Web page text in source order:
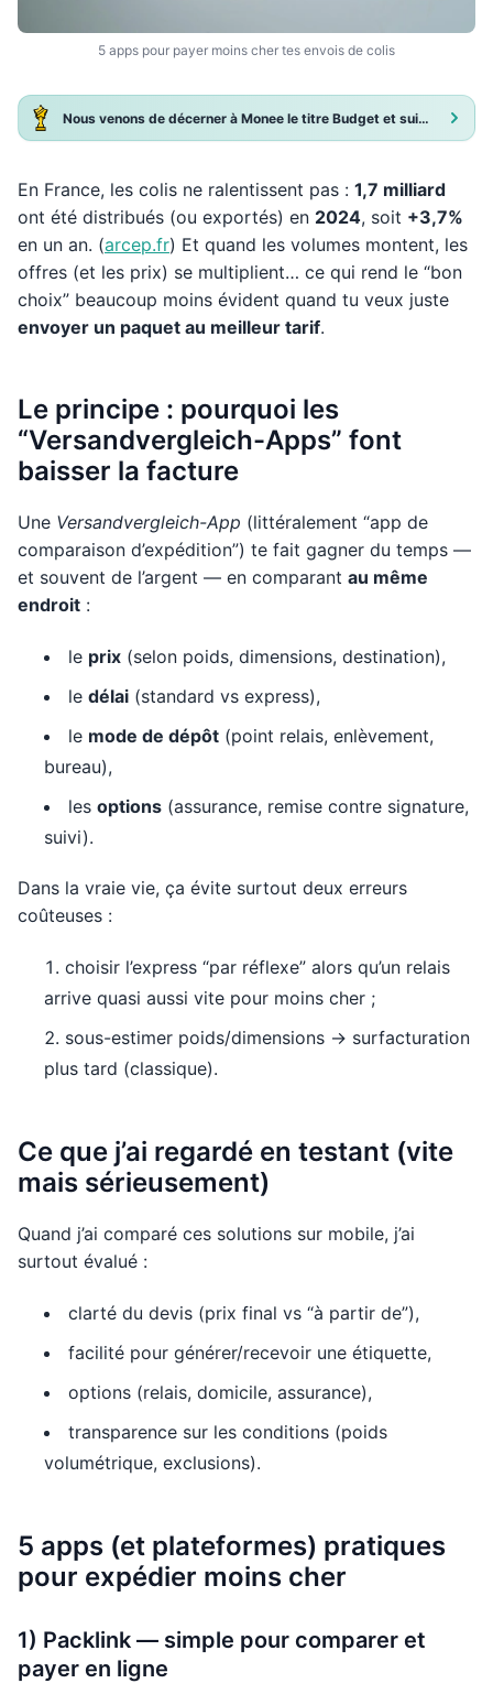
5 apps pour payer moins cher tes envois de colis
Nous venons de décerner à Monee le titre Budget et suivi de dépenses 2025 !
En France, les colis ne ralentissent pas : 1,7 milliard
ont été distribués (ou exportés) en 2024, soit +3,7%
en un an. (arcep.fr) Et quand les volumes montent, les
offres (et les prix) se multiplient… ce qui rend le “bon
choix” beaucoup moins évident quand tu veux juste
envoyer un paquet au meilleur tarif.
Le principe : pourquoi les
“Versandvergleich-Apps” font
baisser la facture
Une Versandvergleich-App (littéralement “app de
comparaison d’expédition”) te fait gagner du temps —
et souvent de l’argent — en comparant au même
endroit :
le prix (selon poids, dimensions, destination),
le délai (standard vs express),
le mode de dépôt (point relais, enlèvement,
bureau),
les options (assurance, remise contre signature,
suivi).
Dans la vraie vie, ça évite surtout deux erreurs
coûteuses :
choisir l’express “par réflexe” alors qu’un relais
arrive quasi aussi vite pour moins cher ;
sous-estimer poids/dimensions → surfacturation
plus tard (classique).
Ce que j’ai regardé en testant (vite
mais sérieusement)
Quand j’ai comparé ces solutions sur mobile, j’ai
surtout évalué :
clarté du devis (prix final vs “à partir de”),
facilité pour générer/recevoir une étiquette,
options (relais, domicile, assurance),
transparence sur les conditions (poids
volumétrique, exclusions).
5 apps (et plateformes) pratiques
pour expédier moins cher
1) Packlink — simple pour comparer et
payer en ligne